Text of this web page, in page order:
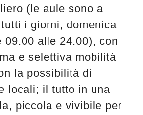
(le aule sono a
i giorni, domenica
09.00 alle 24.00), con
e selettiva mobilità
la possibilità di
locali; il tutto in una
piccola e vivibile per